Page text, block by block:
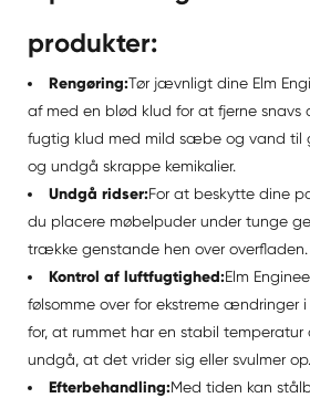
produkter:
Rengøring:Tør jævnligt dine Elm
af med en blød klud for at fjerne snavs
fugtig klud med mild sæbe og vand til
og undgå skrappe kemikalier.
Undgå ridser:For at beskytte dine
du placere møbelpuder under tunge
trække genstande hen over overfladen.
Kontrol af luftfugtighed:Elm
følsomme over for ekstreme ændringer
for, at rummet har en stabil
undgå, at det vrider sig eller svulmer op.
Efterbehandling:Med tiden kan